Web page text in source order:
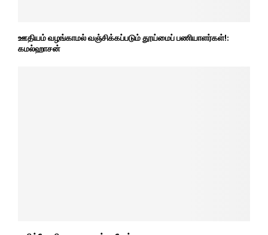
ஊதியம் வழங்காமல் வஞ்சிக்கப்படும் தூய்மைப் பணியாளர்கள்!:
கமல்ஹாசன்